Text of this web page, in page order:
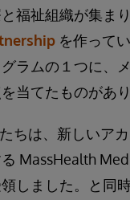
福祉組織が集ま
を作って
ラムの１つに、
当てたものがあり
ちは、新しいア
MassHealth
しました。と同